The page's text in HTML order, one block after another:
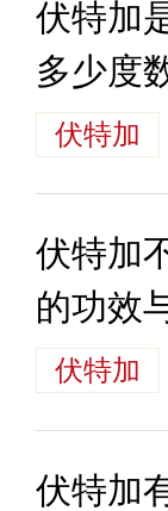
伏特加
多少度
伏特加
伏特加
的功效
伏特加
伏特加